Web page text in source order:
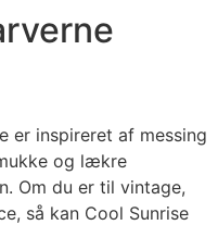
er inspireret af messing
og lækre
Om du er til vintage,
så kan Cool Sunrise